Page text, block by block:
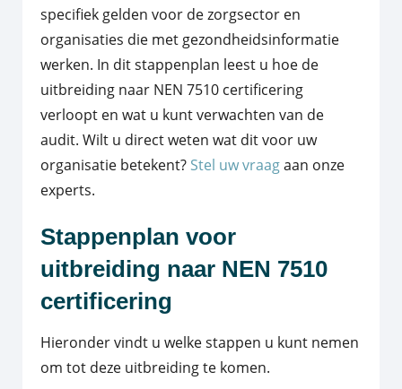
specifiek gelden voor de zorgsector en
organisaties die met gezondheidsinformatie
werken. In dit stappenplan leest u hoe de
uitbreiding naar NEN 7510 certificering
verloopt en wat u kunt verwachten van de
audit. Wilt u direct weten wat dit voor uw
organisatie betekent? Stel uw vraagaan onze
experts.
Stappenplan voor
uitbreiding naar NEN 7510
certificering
Hieronder vindt u welke stappen u kunt nemen
om tot deze uitbreiding te komen.